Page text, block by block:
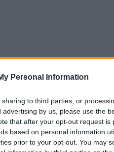
Personal Information
to third parties, or
by us, please use the
that after your opt-out request is
based on personal information
prior to your opt-out. You may